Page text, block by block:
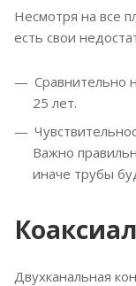
Несмотря на все
есть свои
Сравнительно
25 лет.
Важно
иначе трубы
Двухканальная